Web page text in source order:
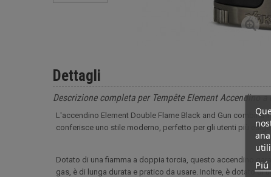
Dettagli
Descrizione completa per Tempête Element Accendino
L'accendino Element Double Flame Black and Gun
conferisce uno stile moderno, perfetto per gli utenti più
Dotato di una fiamma a doppia torcia, questo accendino
gas, è di lunga durata e pratico da usare. Inoltre, è dotato di